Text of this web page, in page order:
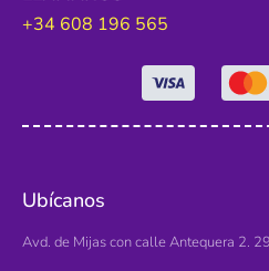
+34 608 196 565
Ubícanos
Avd. de Mijas con calle Antequera 2.